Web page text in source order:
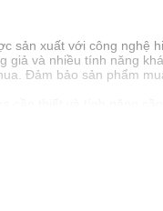
sản xuất với công nghệ
giả và nhiều tính năng
Đảm bảo sản phẩm
cần thêm thông tin